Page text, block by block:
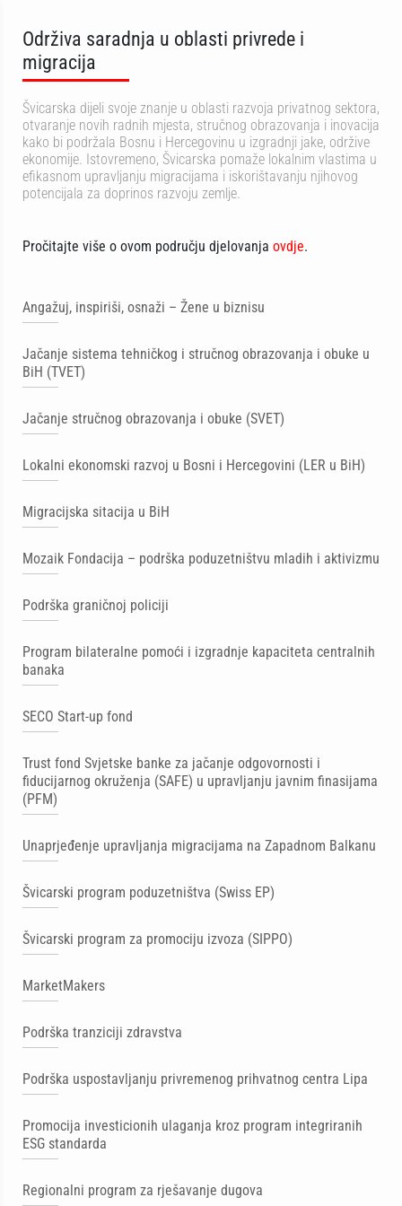
Održiva saradnja u oblasti privrede i
migracija
Švicarska dijeli svoje znanje u oblasti razvoja privatnog sektora,
otvaranje novih radnih mjesta, stručnog obrazovanja i inovacija
kako bi podržala Bosnu i Hercegovinu u izgradnji jake, održive
ekonomije. Istovremeno, Švicarska pomaže lokalnim vlastima u
efikasnom upravljanju migracijama i iskorištavanju njihovog
potencijala za doprinos razvoju zemlje.
Pročitajte više o ovom području djelovanja ovdje.
Angažuj, inspiriši, osnaži – Žene u biznisu
Jačanje sistema tehničkog i stručnog obrazovanja i obuke u
BiH (TVET)
Jačanje stručnog obrazovanja i obuke (SVET)
Lokalni ekonomski razvoj u Bosni i Hercegovini (LER u BiH)
Migracijska sitacija u BiH
Mozaik Fondacija – podrška poduzetništvu mladih i aktivizmu
Podrška graničnoj policiji
Program bilateralne pomoći i izgradnje kapaciteta centralnih
banaka
SECO Start-up fond
Trust fond Svjetske banke za jačanje odgovornosti i
fiducijarnog okruženja (SAFE) u upravljanju javnim finasijama
(PFM)
Unaprjeđenje upravljanja migracijama na Zapadnom Balkanu
Švicarski program poduzetništva (Swiss EP)
Švicarski program za promociju izvoza (SIPPO)
MarketMakers
Podrška tranziciji zdravstva
Podrška uspostavljanju privremenog prihvatnog centra Lipa
Promocija investicionih ulaganja kroz program integriranih
ESG standarda
Regionalni program za rješavanje dugova